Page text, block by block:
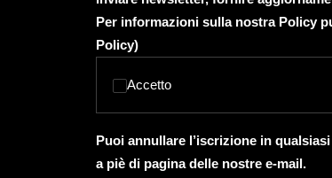
Per informazioni sulla nostra Policy
Policy)
Accetto
Puoi annullare l’iscrizione in
a piè di pagina delle nostre e-mail.